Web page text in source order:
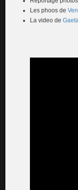
Les phoos de
La video de